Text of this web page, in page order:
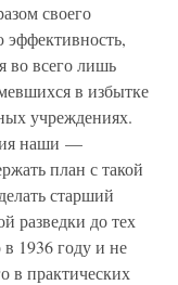
своего
эффективность,
во всего лишь
в избытке
учреждениях.
наши —
план с такой
старший
разведки до тех
в 1936 году и не
в практических